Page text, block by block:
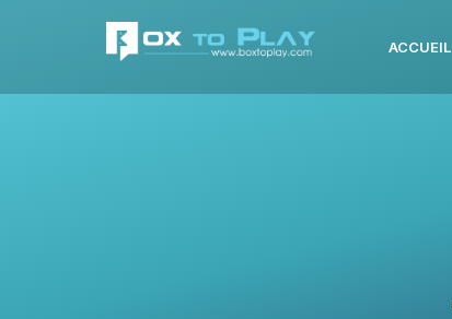
ACCUEIL